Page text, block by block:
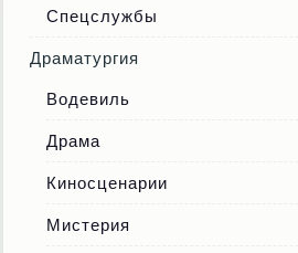
Спецслужбы
Драматургия
Водевиль
Драма
Киносценарии
Мистерия